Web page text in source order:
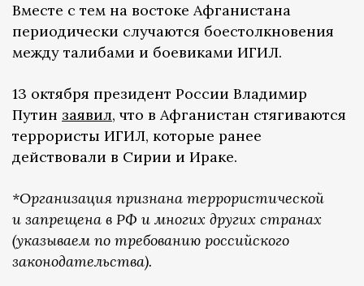
Вместе с тем на востоке Афганистана
периодически случаются боестолкновения
между талибами и боевиками ИГИЛ.
13 октября президент России Владимир
Путин заявил, что в Афганистан стягиваются
террористы ИГИЛ, которые ранее
действовали в Сирии и Ираке.
*Организация признана террористической
и запрещена в РФ и многих других странах
(указываем по требованию российского
законодательства).